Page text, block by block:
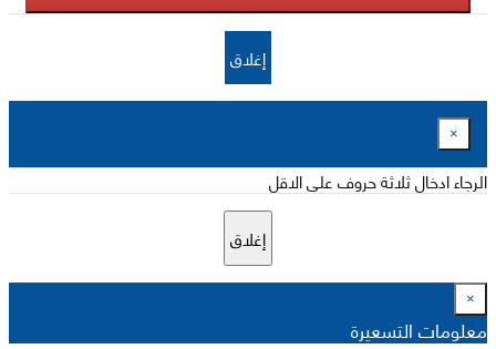
إغلاق
×
الرجاء ادخال ثلاثة حروف على الاقل
إغلاق
×
معلومات التسعيرة